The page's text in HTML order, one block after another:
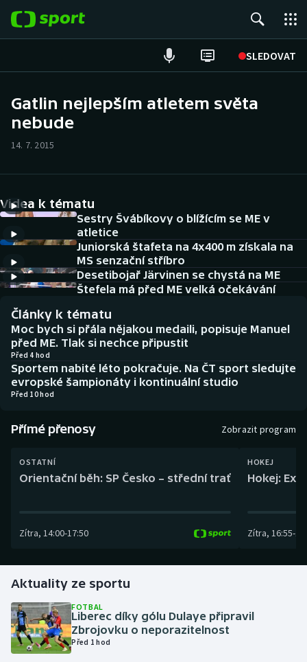
SLEDOVAT
Hokej
Cyklistika
DALŠÍ SPORTY
Americký fotbal
Baseball a softbal
Basketbal
Biatlon
Curling
Futsal
Golf
Gymnastika
NEPŘEHLÉDNĚTE
Soutěže
Historické návraty
Aplikace ČT sport
Gatlin nejlepším atletem světa
nebude
14. 7. 2015
Videa k tématu
Sestry Švábíkovy o blížícím se ME v
atletice
Juniorská štafeta na 4x400 m získala na
MS senzační stříbro
Desetibojař Järvinen se chystá na ME
Štefela má před ME velká očekávání
Články k tématu
Moc bych si přála nějakou medaili, popisuje Manuel
před ME. Tlak si nechce připustit
Před 4 hod
Sportem nabité léto pokračuje. Na ČT sport sledujte
evropské šampionáty i kontinuální studio
Před 10 hod
Přímé přenosy Zobrazit program
OSTATNÍ
Orientační běh: SP Česko – střední trať
Zítra, 14:00-17:50
HOKEJ
Hokej:
Zítra, 16:55-
Aktuality ze sportu
FOTBAL
Liberec díky gólu Dulaye připravil
Zbrojovku o neporazitelnost
Před 1 hod